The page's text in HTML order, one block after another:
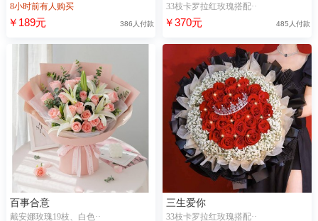
8小时前有人购买
￥189元 386人付款
33枝卡罗拉红玫瑰搭配··
￥370元 485人付款
百事合意
戴安娜玫瑰19枝、白色··
三生爱你
33枝卡罗拉红玫瑰搭配··